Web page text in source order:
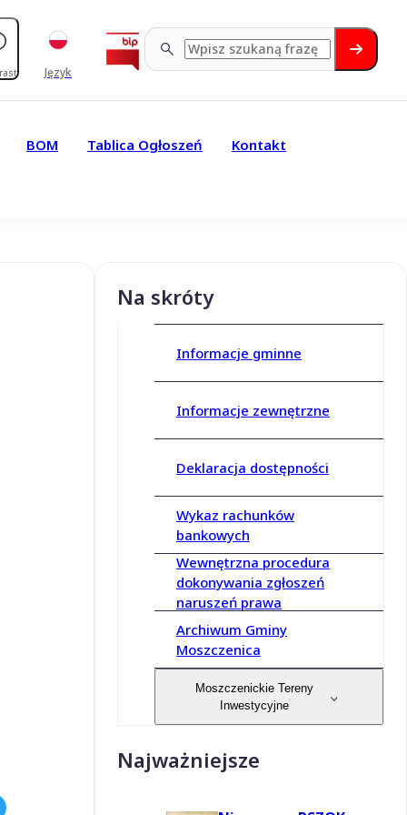
Język
BOM Tablica Ogłoszeń Kontakt
Na skróty
Informacje gminne
Informacje zewnętrzne
Deklaracja dostępności
Wykaz rachunków
bankowych
Wewnętrzna procedura
dokonywania zgłoszeń
naruszeń prawa
Archiwum Gminy
Moszczenica
Moszczenickie Tereny
Inwestycyjne
Najważniejsze